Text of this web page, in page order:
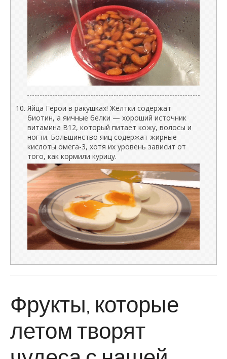
Яйца Герои в ракушках! Желтки содержат
биотин, а яичные белки — хороший источник
витамина B12, который питает кожу, волосы и
ногти. Большинство яиц содержат жирные
кислоты омега-3, хотя их уровень зависит от
того, как кормили курицу.
Фрукты, которые
летом творят